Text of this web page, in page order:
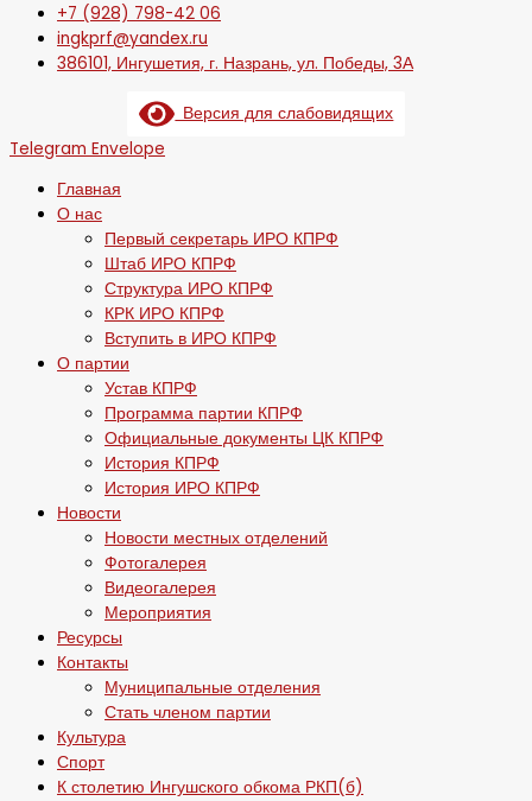
+7 (928) 798-42 06
ingkprf@yandex.ru
386101, Ингушетия, г. Назрань, ул. Победы, 3А
Версия для слабовидящих
Telegram Envelope
Главная
О нас
Первый секретарь ИРО КПРФ
Штаб ИРО КПРФ
Структура ИРО КПРФ
КРК ИРО КПРФ
Вступить в ИРО КПРФ
О партии
Устав КПРФ
Программа партии КПРФ
Официальные документы ЦК КПРФ
История КПРФ
История ИРО КПРФ
Новости
Новости местных отделений
Фотогалерея
Видеогалерея
Мероприятия
Ресурсы
Контакты
Муниципальные отделения
Стать членом партии
Культура
Спорт
К столетию Ингушского обкома РКП(б)